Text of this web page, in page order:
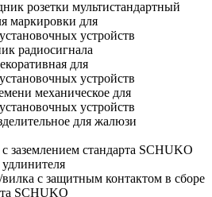
розетки мультистандартный
маркировки для
устройств
радиосигнала
для
устройств
механическое для
устройств
для жалюзи
с заземлением стандарта SCHUKO
удлинителя
вилка с защитным контактом в сборе
SCHUKO